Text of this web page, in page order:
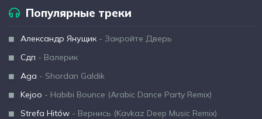
Популярные треки
Александр Янущик - Закройте Дверь
Сдп - Валерик
Aga - Shordan Galdik
Kejoo - Habibi Bounce (Arabic Dance Party Remix)
Strefa Hitów - Вернись (Kavkaz Deep Music Remix)